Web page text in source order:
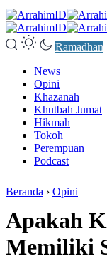
Ramadhan
News
Opini
Khazanah
Khutbah Jumat
Hikmah
Tokoh
Perempuan
Podcast
Beranda › Opini
Apakah
Memiliki